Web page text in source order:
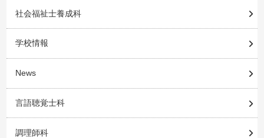
社会福祉士養成科
学校情報
News
言語聴覚士科
調理師科